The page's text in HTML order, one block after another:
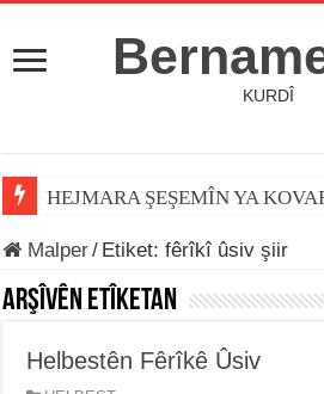
KURDÎ
HEJMARA ŞEŞEMÎN YA
Malper/ Etiket:fêrîkî ûsiv şiir
Arşîvên Etîketan
Helbestên Fêrîkê Ûsiv